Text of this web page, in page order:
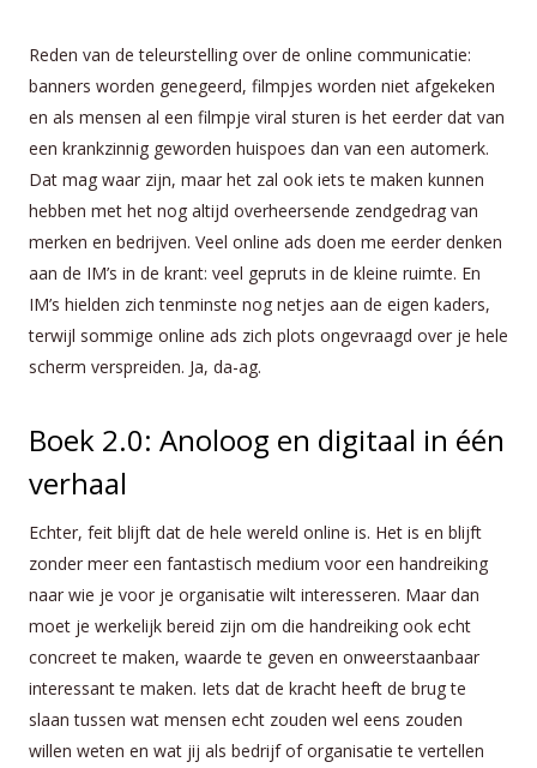
Reden van de teleurstelling over de online communicatie:
banners worden genegeerd, filmpjes worden niet afgekeken
en als mensen al een filmpje viral sturen is het eerder dat van
een krankzinnig geworden huispoes dan van een automerk.
Dat mag waar zijn, maar het zal ook iets te maken kunnen
hebben met het nog altijd overheersende zendgedrag van
merken en bedrijven. Veel online ads doen me eerder denken
aan de IM’s in de krant: veel gepruts in de kleine ruimte. En
IM’s hielden zich tenminste nog netjes aan de eigen kaders,
terwijl sommige online ads zich plots ongevraagd over je hele
scherm verspreiden. Ja, da-ag.
Boek 2.0: Anoloog en digitaal in één
verhaal
Echter, feit blijft dat de hele wereld online is. Het is en blijft
zonder meer een fantastisch medium voor een handreiking
naar wie je voor je organisatie wilt interesseren. Maar dan
moet je werkelijk bereid zijn om die handreiking ook echt
concreet te maken, waarde te geven en onweerstaanbaar
interessant te maken. Iets dat de kracht heeft de brug te
slaan tussen wat mensen echt zouden wel eens zouden
willen weten en wat jij als bedrijf of organisatie te vertellen